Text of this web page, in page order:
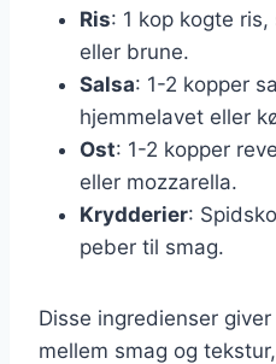
Ris: 1 kop kogte
eller brune.
Salsa: 1-2 kopper
hjemmelavet eller
Ost: 1-2 kopper
eller mozzarella.
Krydderier:
peber til smag.
Disse ingredienser
mellem smag og